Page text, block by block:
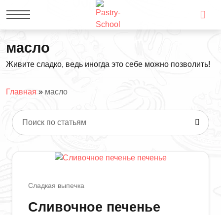
масло
Живите сладко, ведь иногда это себе можно позволить!
Главная » масло
Поиск по статьям
Сладкая выпечка
Сливочное печенье